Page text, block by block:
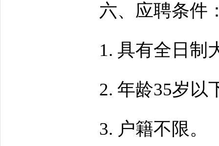
六、应聘条件
1. 具有全日制
2. 年龄35岁以
3. 户籍不限。